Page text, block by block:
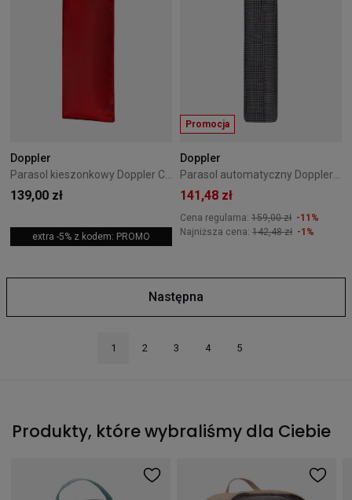
Doppler
Parasol kieszonkowy Doppler Carbonsteel Mini Slim czerwony
139,00 zł
extra -5% z kodem: PROMO
Promocja
Doppler
Parasol automatyczny Doppler Superstrong Glen Check
141,48 zł
Cena regularna: 159,00 zł -11%
Najniższa cena: 142,48 zł -1%
Następna
1 2 3 4 5
Produkty, które wybraliśmy dla Ciebie